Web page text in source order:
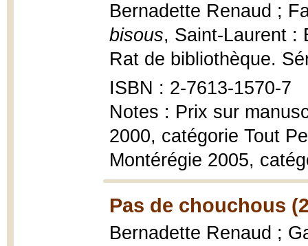
Bernadette Renaud ;
bisous, Saint-Laurent :
Rat de bibliothèque.
ISBN : 2-7613-1570-7
Notes : Prix sur
2000, catégorie Tout
Montérégie 2005,
Pas de chouchous
Bernadette Renaud ;